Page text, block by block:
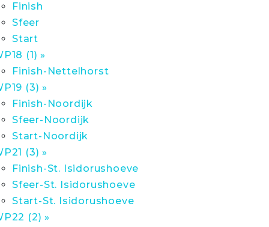
Finish
Sfeer
Start
(1) »
Finish-Nettelhorst
(3) »
Finish-Noordijk
Sfeer-Noordijk
Start-Noordijk
(3) »
Finish-St. Isidorushoeve
Sfeer-St. Isidorushoeve
Start-St. Isidorushoeve
(2) »